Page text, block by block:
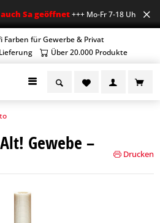
Sa geöffnet+++ Mo-Fr 7-18 Uhr, Sa
Farben für Gewerbe & Privat
Über 20.000 Produkte
Gewebe – Drucken